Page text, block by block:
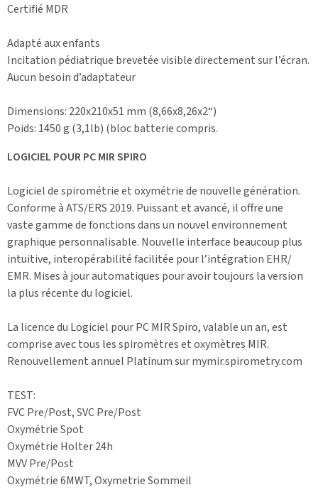
Certifié MDR
Adapté aux enfants
Incitation pédiatrique brevetée visible directement sur l’écran.
Aucun besoin d’adaptateur
Dimensions: 220x210x51 mm (8,66x8,26x2“)
Poids: 1450 g (3,1lb) (bloc batterie compris.
LOGICIEL POUR PC MIR SPIRO
Logiciel de spirométrie et oxymétrie de nouvelle génération.
Conforme à ATS/ERS 2019. Puissant et avancé, il offre une
vaste gamme de fonctions dans un nouvel environnement
graphique personnalisable. Nouvelle interface beaucoup plus
intuitive, interopérabilité facilitée pour l’intégration EHR/
EMR. Mises à jour automatiques pour avoir toujours la version
la plus récente du logiciel.
La licence du Logiciel pour PC MIR Spiro, valable un an, est
comprise avec tous les spiromètres et oxymètres MIR.
Renouvellement annuel Platinum sur mymir.spirometry.com
TEST:
FVC Pre/Post, SVC Pre/Post
Oxymétrie Spot
Oxymétrie Holter 24h
MVV Pre/Post
Oxymétrie 6MWT, Oxymetrie Sommeil